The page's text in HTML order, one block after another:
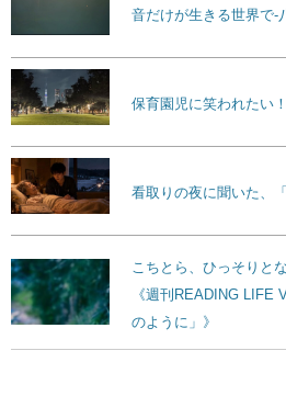
音だけが生きる世界で-
保育園児に笑われたい！
看取りの夜に聞いた、
こちとら、ひっそりと
《週刊READING LIFE
のように」》